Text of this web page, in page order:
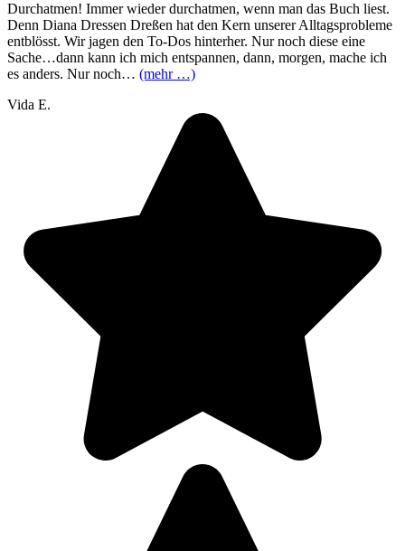
Durchatmen! Immer wieder durchatmen, wenn man das Buch liest.
Denn Diana Dressen Dreßen hat den Kern unserer Alltagsprobleme
entblösst. Wir jagen den To-Dos hinterher. Nur noch diese eine
Sache…dann kann ich mich entspannen, dann, morgen, mache ich
es anders. Nur noch… (mehr …)
Vida E.